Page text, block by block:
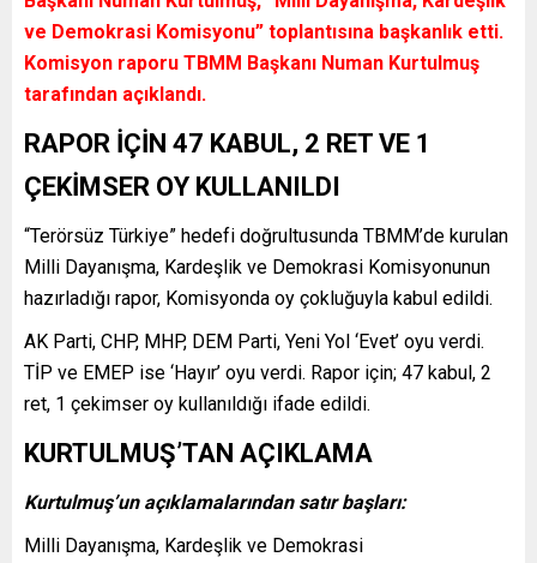
ve Demokrasi Komisyonu” toplantısına başkanlık etti.
Komisyon raporu TBMM Başkanı Numan Kurtulmuş
tarafından açıklandı.
RAPOR İÇİN 47 KABUL, 2 RET VE 1
ÇEKİMSER OY KULLANILDI
“Terörsüz Türkiye” hedefi doğrultusunda TBMM’de kurulan
Milli Dayanışma, Kardeşlik ve Demokrasi Komisyonunun
hazırladığı rapor, Komisyonda oy çokluğuyla kabul edildi.
AK Parti, CHP, MHP, DEM Parti, Yeni Yol ‘Evet’ oyu verdi.
TİP ve EMEP ise ‘Hayır’ oyu verdi. Rapor için; 47 kabul, 2
ret, 1 çekimser oy kullanıldığı ifade edildi.
KURTULMUŞ’TAN AÇIKLAMA
Kurtulmuş’un açıklamalarından satır başları:
Milli Dayanışma, Kardeşlik ve Demokrasi